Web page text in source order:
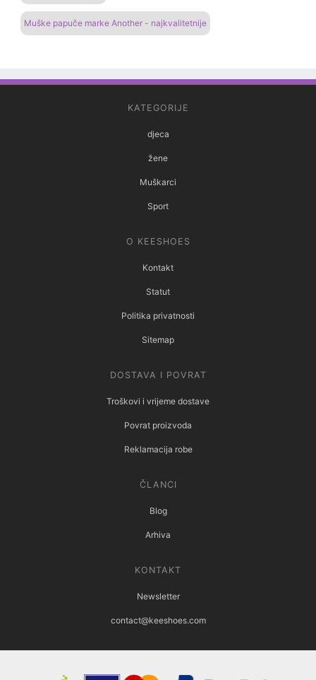
Muške papuče marke Another - najkvalitetnije
KATEGORIJE
djeca
žene
Muškarci
Sport
O KEESHOES
Kontakt
Statut
Politika privatnosti
Sitemap
DOSTAVA I POVRAT
Troškovi i vrijeme dostave
Povrat proizvoda
Reklamacija robe
ČLANCI
Blog
Arhiva
KONTAKT
Newsletter
contact@keeshoes.com